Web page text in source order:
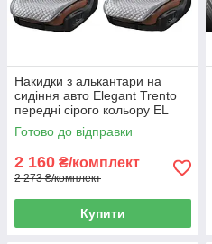
Накидки з алькантари на
сидіння авто Elegant Trento
передні сірого кольору EL
700 603
Готово до відправки
2 160 ₴/комплект
2 273 ₴/комплект
Купити